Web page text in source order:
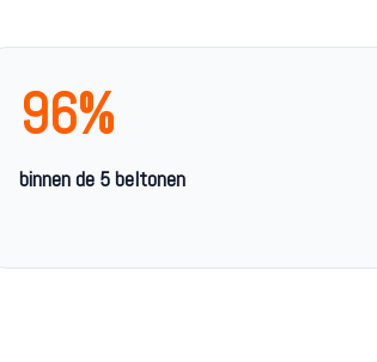
96%
binnen de 5 beltonen